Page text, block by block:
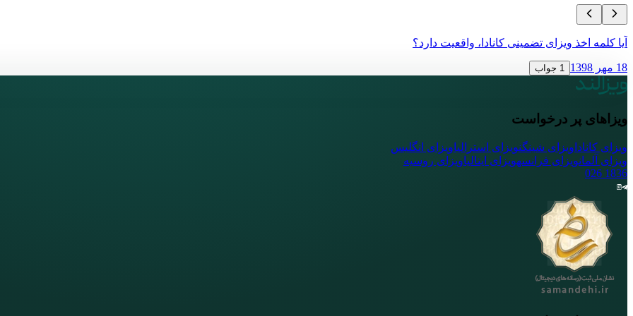
آیا کلمه اخذ ویزای تضمینی کانادا، واقعیت دارد؟
18 مهر 1398 1 جواب
ویزاهای پر درخواست
ویزای کانادا ویزای شینگنویزای استرالیاویزای انگلیس
ویزای آلمانویزای فرانسهویزای ایتالیاویزای روسیه
1836